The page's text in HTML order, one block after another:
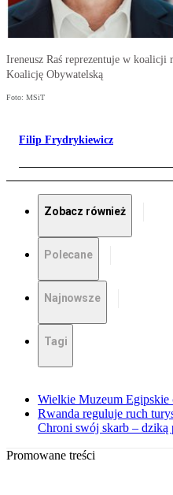
Ireneusz Raś reprezentuje w
Koalicję Obywatelską
Foto: MSiT
Filip Frydrykiewicz
Zobacz również
Polecane
Najnowsze
Tagi
Wielkie Muzeum Egipskie
Rwanda reguluje ruch
Chroni swój skarb – dziką
Promowane treści